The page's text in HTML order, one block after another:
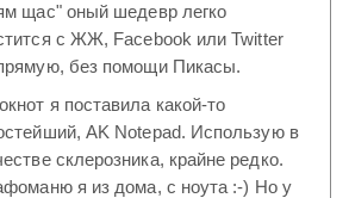
щас" оный шедевр легко
с ЖЖ, Facebook или Twitter
без помощи Пикасы.
я поставила какой-то
AK Notepad. Использую в
склерозника, крайне редко.
я из дома, с ноута :-) Но у